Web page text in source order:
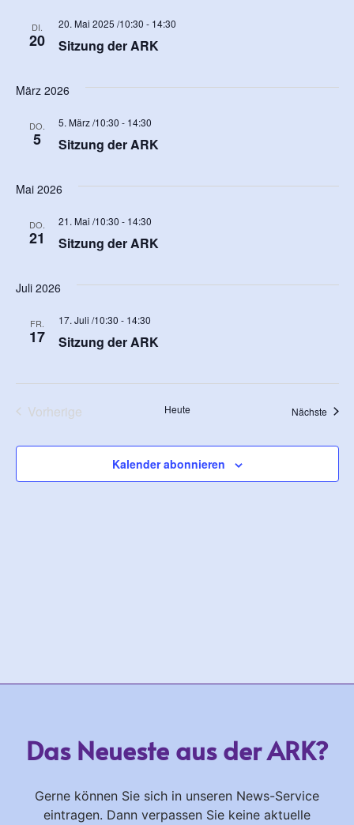
DI.
20 Sitzung der ARK
20. Mai 2025 /10:30 - 14:30
März 2026
DO.
5 Sitzung der ARK
5. März /10:30 - 14:30
Mai 2026
DO.
21 Sitzung der ARK
21. Mai /10:30 - 14:30
Juli 2026
FR.
17 Sitzung der ARK
17. Juli /10:30 - 14:30
VorherigeVeranstaltungenHeute Nächste
Kalender abonnieren
Das Neueste aus der ARK?
Gerne können Sie sich in unseren News-Service
eintragen. Dann verpassen Sie keine aktuelle